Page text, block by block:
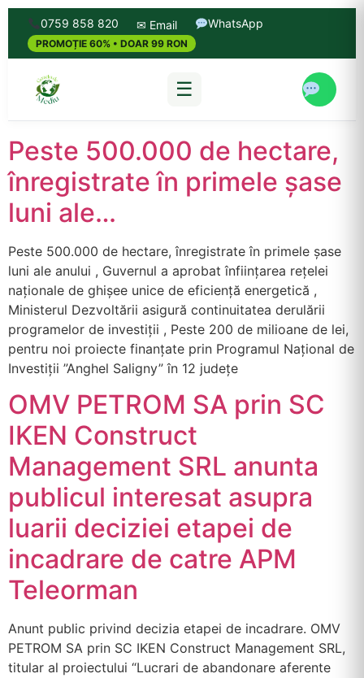
0759 858 820 ✉ Email WhatsApp
PROMOȚIE 60% • DOAR 99 RON
☰
Peste 500.000 de hectare,
înregistrate în primele șase
luni ale…
Peste 500.000 de hectare, înregistrate în primele șase
luni ale anului , Guvernul a aprobat înființarea rețelei
naționale de ghișee unice de eficiență energetică ,
Ministerul Dezvoltării asigură continuitatea derulării
programelor de investiții , Peste 200 de milioane de lei,
pentru noi proiecte finanțate prin Programul Național de
Investiții ”Anghel Saligny” în 12 județe
OMV PETROM SA prin SC
IKEN Construct
Management SRL anunta
publicul interesat asupra
luarii deciziei etapei de
incadrare de catre APM
Teleorman
Anunt public privind decizia etapei de incadrare. OMV
PETROM SA prin SC IKEN Construct Management SRL,
titular al proiectului “Lucrari de abandonare aferente